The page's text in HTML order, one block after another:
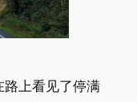
路上看见了停满